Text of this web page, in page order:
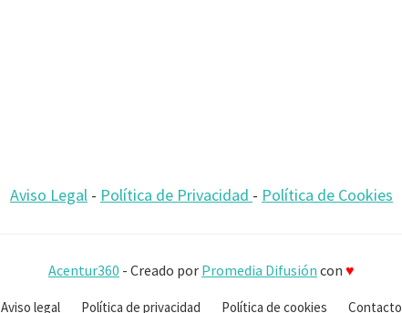
Aviso Legal - Política de Privacidad - Política de Cookies
Acentur360 - Creado por Promedia Difusión con ♥
Aviso legal Política de privacidad Política de cookies Contacto